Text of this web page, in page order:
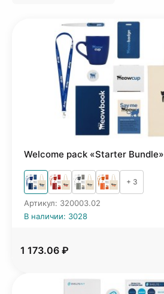
Welcome pack «Starter Bundle»
+ 3
Артикул: 320003.02
В наличии: 3028
1 173.06 ₽